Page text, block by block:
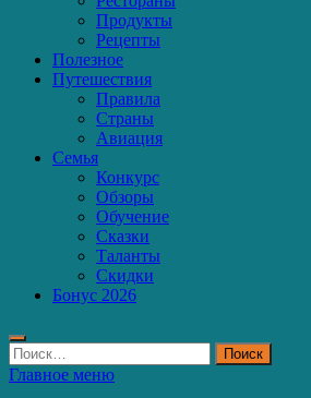
Продукты
Рецепты
Полезное
Путешествия
Правила
Страны
Авиация
Семья
Конкурс
Обзоры
Обучение
Сказки
Таланты
Скидки
Бонус 2026
Найти:
Главное меню